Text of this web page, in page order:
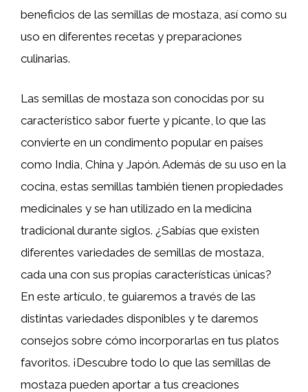
beneficios de las semillas de mostaza, así como su
uso en diferentes recetas y preparaciones
culinarias.
Las semillas de mostaza son conocidas por su
característico sabor fuerte y picante, lo que las
convierte en un condimento popular en países
como India, China y Japón. Además de su uso en la
cocina, estas semillas también tienen propiedades
medicinales y se han utilizado en la medicina
tradicional durante siglos. ¿Sabías que existen
diferentes variedades de semillas de mostaza,
cada una con sus propias características únicas?
En este artículo, te guiaremos a través de las
distintas variedades disponibles y te daremos
consejos sobre cómo incorporarlas en tus platos
favoritos. ¡Descubre todo lo que las semillas de
mostaza pueden aportar a tus creaciones